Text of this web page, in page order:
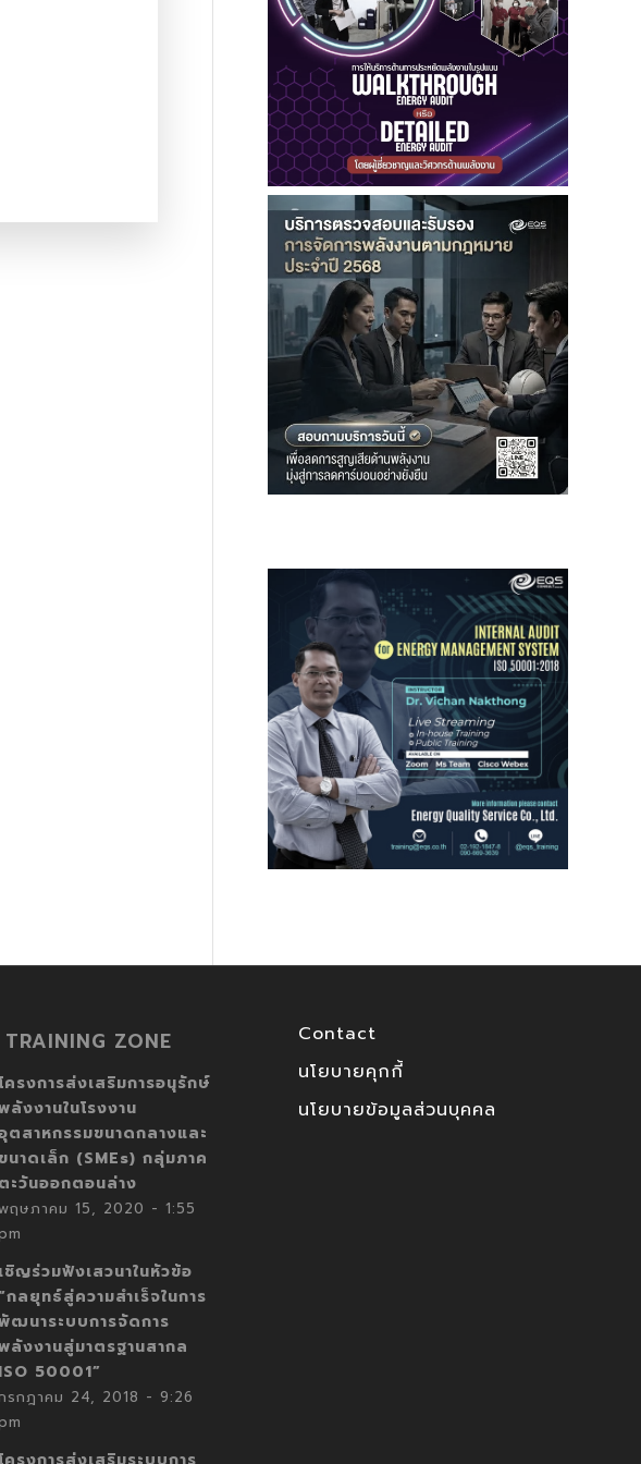
TRAINING ZONE
ครงการส่งเสริมการอนุรักษ์
ลังงานในโรงงาน
ตสาหกรรมขนาดกลางและ
ขนาดเล็ก (SMEs) กลุ่มภาค
ตะวันออกตอนล่าง
ฤษภาคม 15, 2020 - 1:55
เชิญร่วมฟังเสวนาในหัวข้อ
กลยุทธ์สู่ความสำเร็จในการ
ฒนาระบบการจัดการ
ลังงานสู่มาตรฐานสากล
ISO 50001”
รกฎาคม 24, 2018 - 9:26
Contact
นโยบายคุกกี้
นโยบายข้อมูลส่วนบุคคล